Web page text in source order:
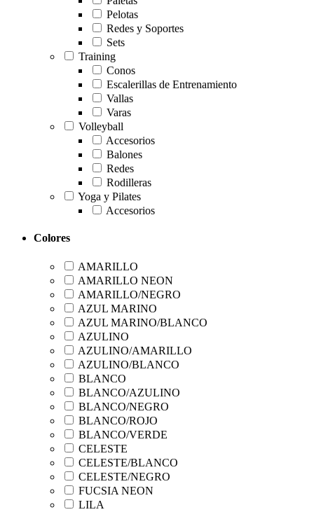
Pelotas
Redes y Soportes
Sets
Training
Conos
Escalerillas de Entrenamiento
Vallas
Varas
Volleyball
Accesorios
Balones
Redes
Rodilleras
Yoga y Pilates
Accesorios
Colores
AMARILLO
AMARILLO NEON
AMARILLO/NEGRO
AZUL MARINO
AZUL MARINO/BLANCO
AZULINO
AZULINO/AMARILLO
AZULINO/BLANCO
BLANCO
BLANCO/AZULINO
BLANCO/NEGRO
BLANCO/ROJO
BLANCO/VERDE
CELESTE
CELESTE/BLANCO
CELESTE/NEGRO
FUCSIA NEON
LILA